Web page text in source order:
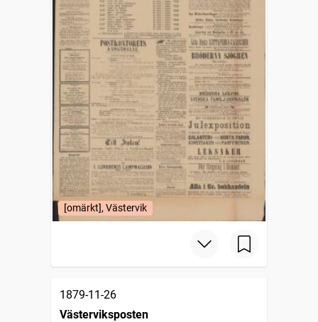
[omärkt], Västervik
1879-11-26
Västerviksposten